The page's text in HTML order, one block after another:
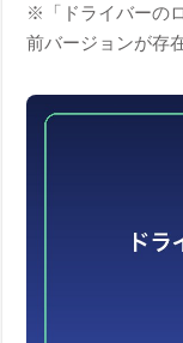
※「ドライバーの
前バージョンが存